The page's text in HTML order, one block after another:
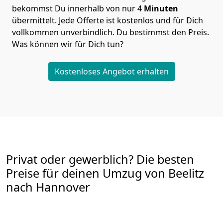
bekommst Du innerhalb von nur4 Minuten
übermittelt. Jede Offerte ist kostenlos und für Dich
vollkommen unverbindlich. Du bestimmst den Preis.
Was können wir für Dich tun?
Kostenloses Angebot erhalten
Privat oder gewerblich? Die besten
Preise für deinen Umzug von Beelitz
nach Hannover